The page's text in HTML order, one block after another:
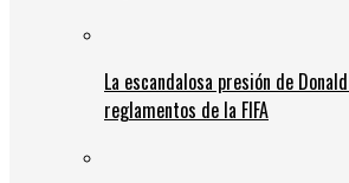
La escandalosa presión de
reglamentos de la FIFA